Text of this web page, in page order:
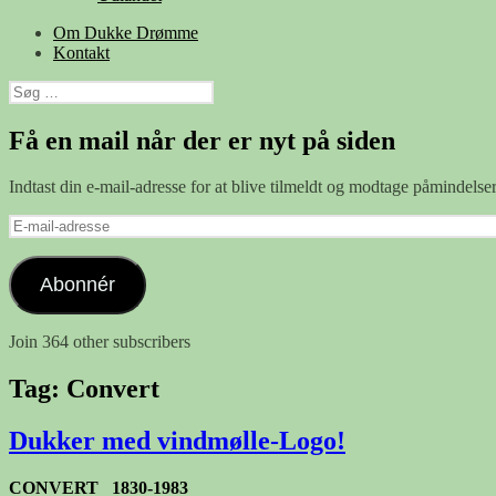
Om Dukke Drømme
Kontakt
Søg
efter:
Få en mail når der er nyt på siden
Indtast din e-mail-adresse for at blive tilmeldt og modtage
E-
mail-
adresse
Abonnér
Join 364 other subscribers
Tag: Convert
Dukker med vindmølle-Logo!
CONVERT 1830-1983